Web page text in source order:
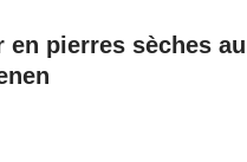
pierres sèches au